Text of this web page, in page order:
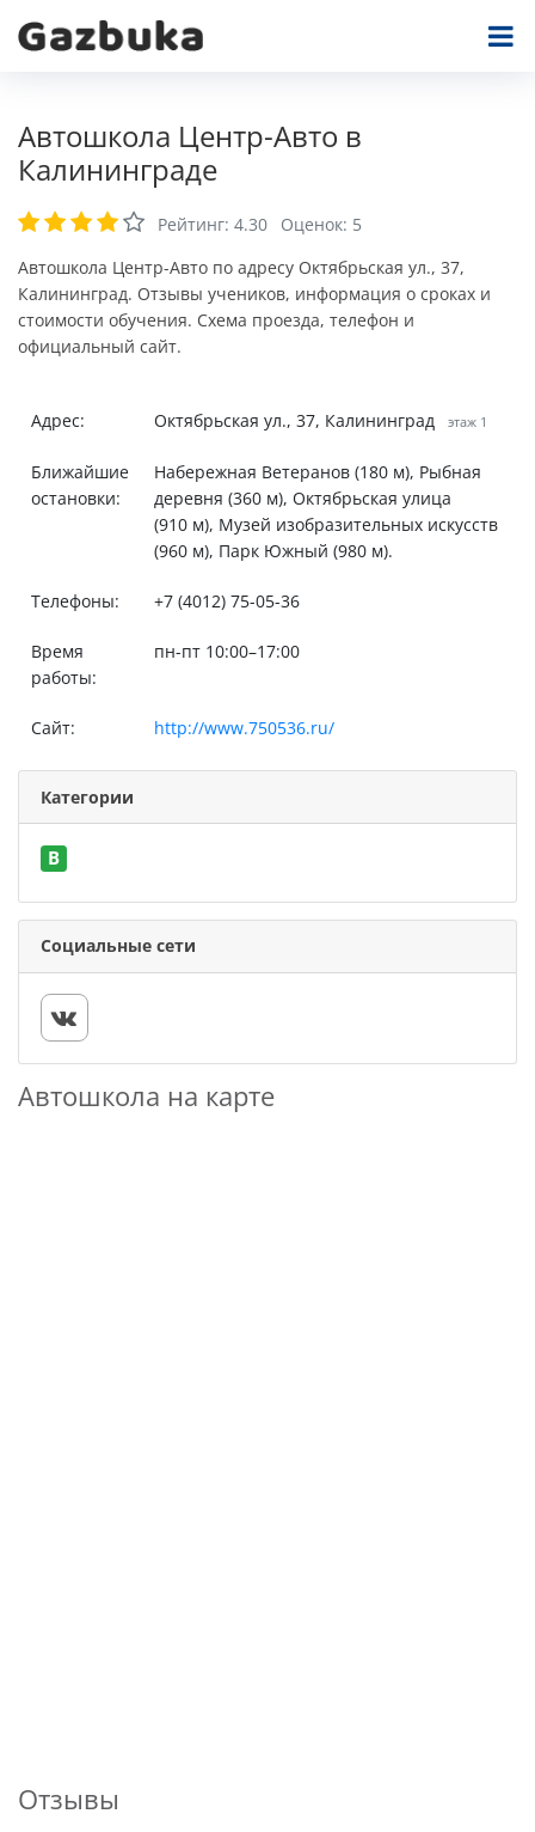
Автошкола Центр-Авто в
Калининграде
Рейтинг: 4.30 Оценок: 5
Автошкола Центр-Авто по адресу Октябрьская ул., 37,
Калининград. Отзывы учеников, информация о сроках и
стоимости обучения. Схема проезда, телефон и
официальный сайт.
Адрес: Октябрьская ул., 37, Калининград этаж 1
Ближайшие
остановки:
Набережная Ветеранов (180 м), Рыбная
деревня (360 м), Октябрьская улица
(910 м), Музей изобразительных искусств
(960 м), Парк Южный (980 м).
Телефоны: +7 (4012) 75-05-36
Время
работы:
пн-пт 10:00–17:00
Сайт: http://www.750536.ru/
Категории
B
Социальные сети
Автошкола на карте
Отзывы